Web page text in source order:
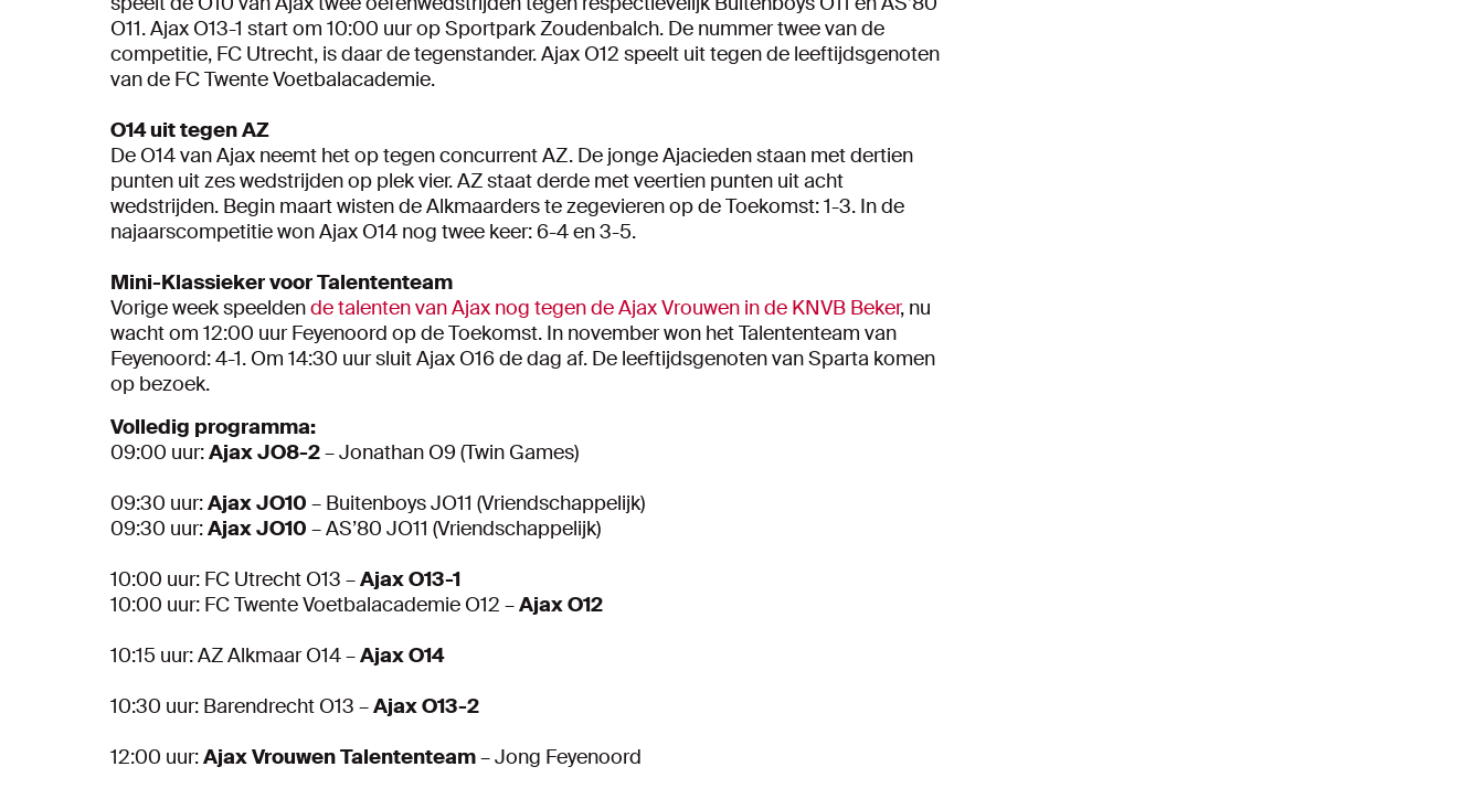
O11. Ajax O13-1 start om 10:00 uur op Sportpark Zoudenbalch. De nummer twee van de
competitie, FC Utrecht, is daar de tegenstander. Ajax O12 speelt uit tegen de leeftijdsgenoten
van de FC Twente Voetbalacademie.
O14 uit tegen AZ
De O14 van Ajax neemt het op tegen concurrent AZ. De jonge Ajacieden staan met dertien
punten uit zes wedstrijden op plek vier. AZ staat derde met veertien punten uit acht
wedstrijden. Begin maart wisten de Alkmaarders te zegevieren op de Toekomst: 1-3. In de
najaarscompetitie won Ajax O14 nog twee keer: 6-4 en 3-5.
Mini-Klassieker voor Talententeam
Vorige week speeldende talenten van Ajax nog tegen de Ajax Vrouwen in de KNVB Beker, nu
wacht om 12:00 uur Feyenoord op de Toekomst. In november won het Talententeam van
Feyenoord: 4-1. Om 14:30 uur sluit Ajax O16 de dag af. De leeftijdsgenoten van Sparta komen
op bezoek.
Volledig programma:
09:00 uur:Ajax JO8-2– Jonathan O9 (Twin Games)
09:30 uur:Ajax JO10 – Buitenboys JO11 (Vriendschappelijk)
09:30 uur:Ajax JO10 – AS’80 JO11 (Vriendschappelijk)
10:00 uur: FC Utrecht O13 –Ajax O13-1
10:00 uur: FC Twente Voetbalacademie O12 –Ajax O12
10:15 uur: AZ Alkmaar O14 –Ajax O14
10:30 uur: Barendrecht O13 –Ajax O13-2
12:00 uur:Ajax Vrouwen Talententeam– Jong Feyenoord